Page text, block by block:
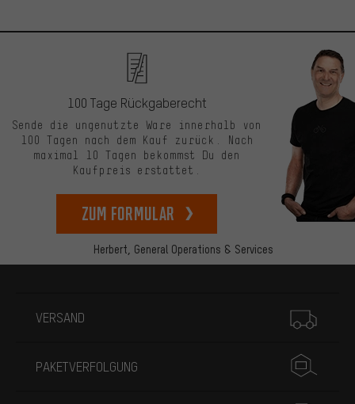
Herbert, General Operations & Services
100 Tage Rückgaberecht
Sende die ungenutzte Ware innerhalb von
100 Tagen nach dem Kauf zurück. Nach
maximal 10 Tagen bekommst Du den
Kaufpreis erstattet.
zum Formular
VERSAND
PAKETVERFOLGUNG